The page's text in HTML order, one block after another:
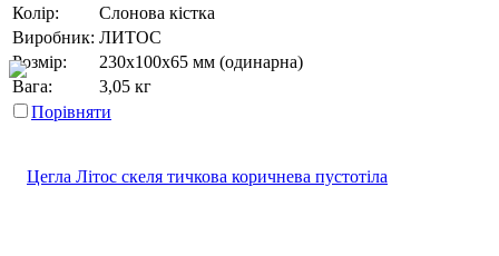
Колір:
Слонова кістка
Виробник: ЛИТОС
Розмір:
230х100х65 мм (одинарна)
Вага:
3,05 кг
Порівняти